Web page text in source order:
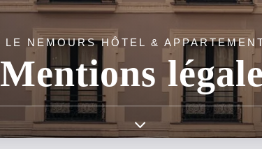
LE NEMOURS HÔTEL &
Mentions